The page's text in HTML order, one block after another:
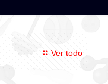
Ver todo